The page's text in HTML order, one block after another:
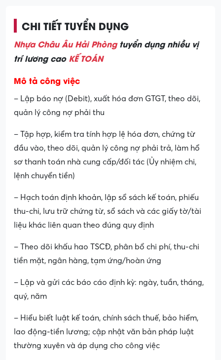
CHI TIẾT TUYỂN DỤNG
Nhựa Châu Âu Hải Phòngtuyển dụng nhiều vị
trí lương cao KẾ TOÁN
Mô tả công việc
– Lập báo nợ (Debit), xuất hóa đơn GTGT, theo dõi,
quản lý công nợ phải thu
– Tập hợp, kiểm tra tính hợp lệ hóa đơn, chứng từ
đầu vào, theo dõi, quản lý công nợ phải trả, làm hổ
sơ thanh toán nhà cung cấp/đối tác (Ủy nhiệm chi,
lệnh chuyển tiền)
– Hạch toán định khoản, lập sổ sách kế toán, phiếu
thu-chi, lưu trữ chứng từ, sổ sách và các giấy tờ/tài
liệu khác liên quan theo đúng quy định
– Theo dõi khấu hao TSCĐ, phân bổ chi phí, thu-chi
tiền mặt, ngân hàng, tạm ứng/hoàn ứng
– Lập và gửi các báo cáo định kỳ: ngày, tuần, tháng,
quý, năm
– Hiểu biết luật kế toán, chính sách thuế, bảo hiểm,
lao động-tiền lương; cập nhật văn bản pháp luật
thường xuyên và áp dụng cho công việc